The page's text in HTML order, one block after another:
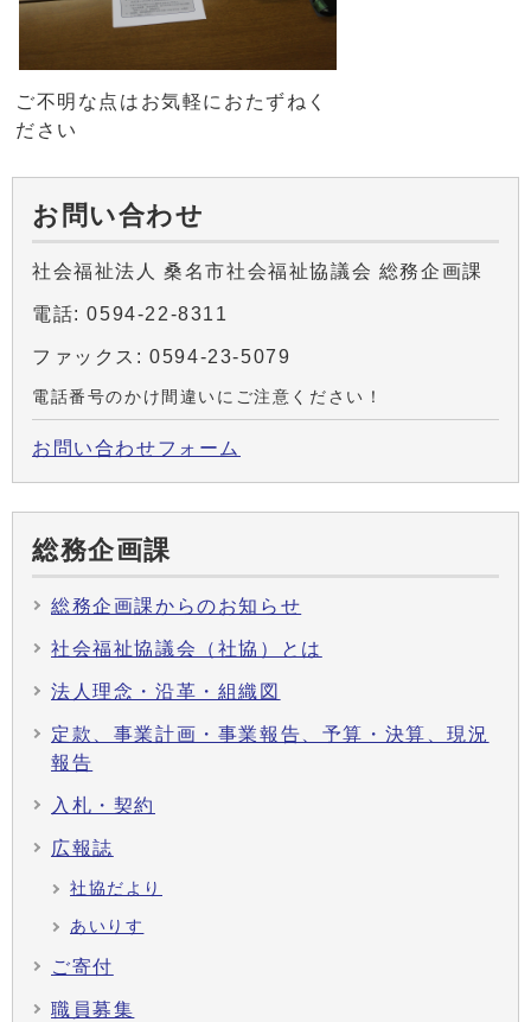
ご不明な点はお気軽におたずねく
ださい
お問い合わせ
社会福祉法人 桑名市社会福祉協議会 総務企画課
電話: 0594-22-8311
ファックス: 0594-23-5079
電話番号のかけ間違いにご注意ください！
お問い合わせフォーム
総務企画課
総務企画課からのお知らせ
社会福祉協議会（社協）とは
法人理念・沿革・組織図
定款、事業計画・事業報告、予算・決算、現況
報告
入札・契約
広報誌
社協だより
あいりす
ご寄付
職員募集